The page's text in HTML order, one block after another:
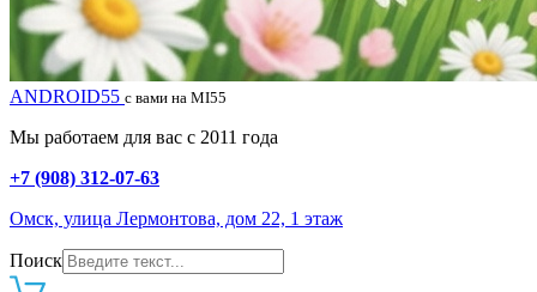
ANDROID55 с вами на MI55
Мы работаем для вас с 2011 года
+7 (908) 312-07-63
Омск, улица Лермонтова, дом 22, 1 этаж
Поиск